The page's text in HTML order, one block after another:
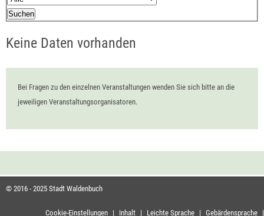
Keine Daten vorhanden
Bei Fragen zu den einzelnen Veranstaltungen wenden Sie sich bitte an die
jeweiligen Veranstaltungsorganisatoren.
© 2016 - 2025 Stadt Waldenbuch
Cookie-Einstellungen | Inhalt | Leichte Sprache | Gebärdensprache |